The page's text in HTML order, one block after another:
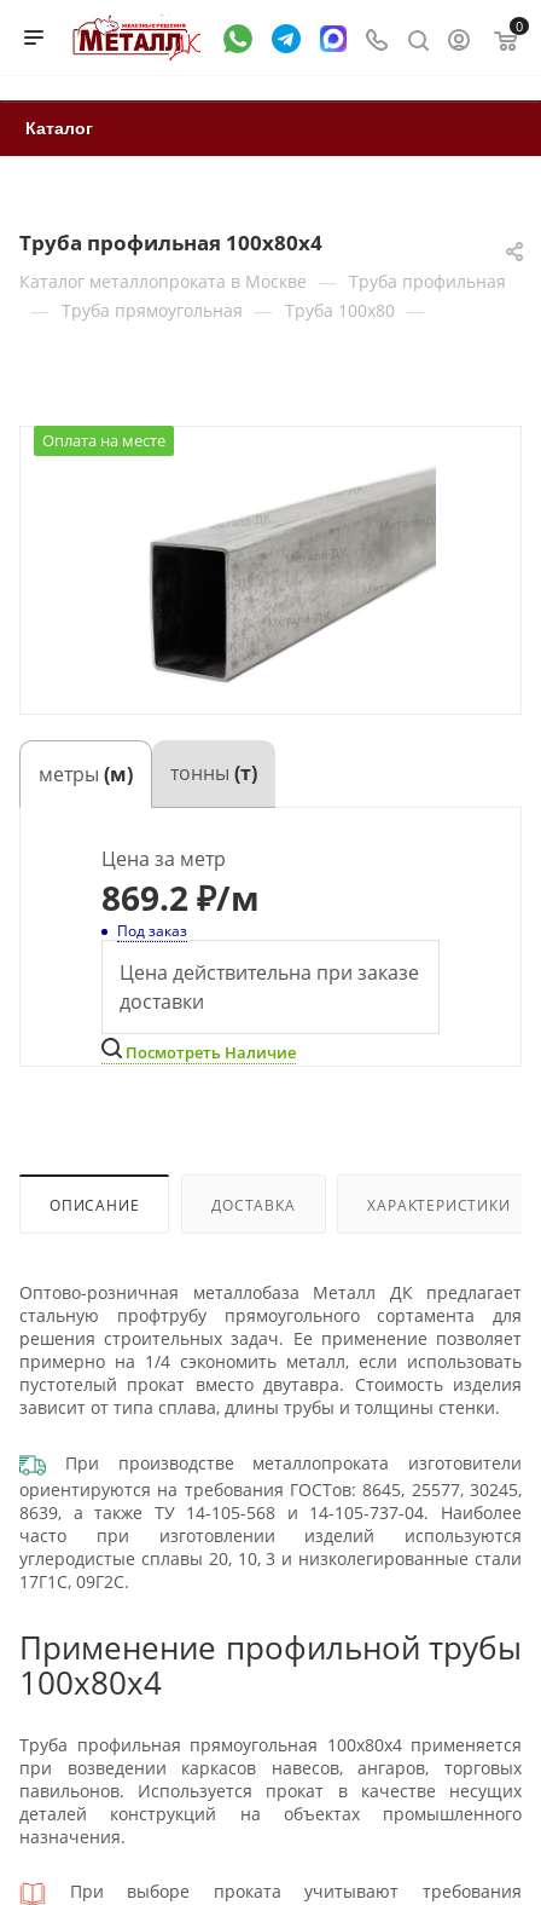
0
Каталог
Труба профильная 100х80х4
Каталог металлопроката в Москве — Труба профильная
— Труба прямоугольная — Труба 100x80 —
Оплата на месте
метры (м) тонны (т)
Цена за метр
869.2 ₽/м
Под заказ
Цена действительна при заказе
доставки
Посмотреть Наличие
ОПИСАНИЕ ДОСТАВКА ХАРАКТЕРИСТИКИ
Оптово-розничная металлобаза Металл ДК предлагает
стальную профтрубу прямоугольного сортамента для
решения строительных задач. Ее применение позволяет
примерно на 1/4 сэкономить металл, если использовать
пустотелый прокат вместо двутавра. Стоимость изделия
зависит от типа сплава, длины трубы и толщины стенки.
При производстве металлопроката изготовители
ориентируются на требования ГОСТов: 8645, 25577, 30245,
8639, а также ТУ 14-105-568 и 14-105-737-04. Наиболее
часто при изготовлении изделий используются
углеродистые сплавы 20, 10, 3 и низколегированные стали
17Г1С, 09Г2С.
Применение профильной трубы
100х80х4
Труба профильная прямоугольная 100х80х4 применяется
при возведении каркасов навесов, ангаров, торговых
павильонов. Используется прокат в качестве несущих
деталей конструкций на объектах промышленного
назначения.
При выборе проката учитывают требования